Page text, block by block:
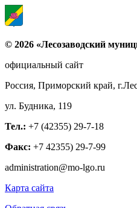
© 2026 «Лесозаводский
официальный сайт
Россия, Приморский край,
ул. Будника, 119
Тел.: +7 (42355) 29-7-18
Факс: +7 42355) 29-7-99
administration@mo-lgo.ru
Карта сайта